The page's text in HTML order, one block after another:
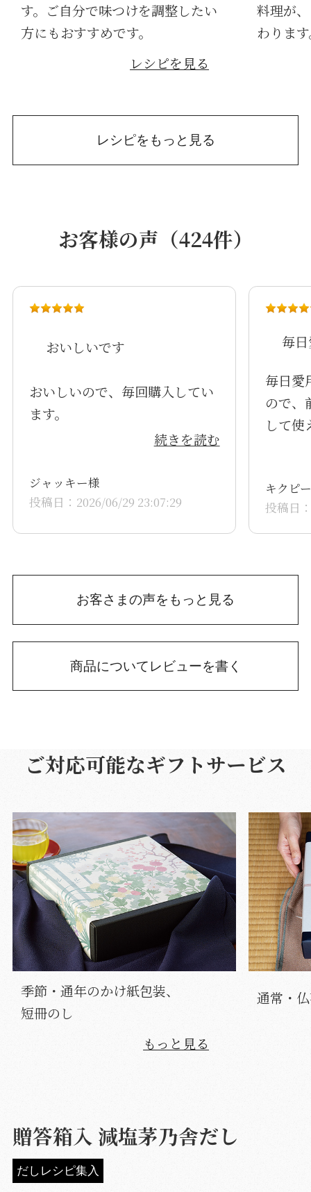
す。ご自分で味つけを調整したい
方にもおすすめです。
レシピを見る
料理が
わりま
レシピをもっと見る
お客様の声（424件）
おいしいです
おいしいので、毎回購入してい
ます。
続きを読む
ジャッキー様
投稿日：2026/06/29 23:07:29
毎
毎日愛
ので、
して使
キクピ
投稿日
お客さまの声をもっと見る
商品についてレビューを書く
ご対応可能なギフトサービス
季節・通年のかけ紙包装、
短冊のし
もっと見る
通常・
贈答箱入 減塩茅乃舎だし
だしレシピ集入